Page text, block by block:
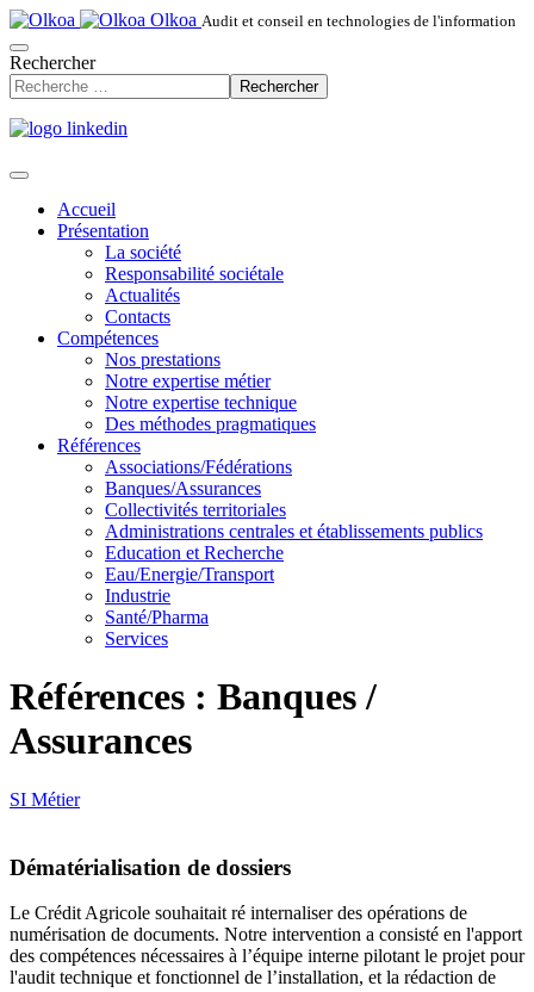
Olkoa Audit et conseil en technologies de l'information
Rechercher
Rechercher
Accueil
Présentation
La société
Responsabilité sociétale
Actualités
Contacts
Compétences
Nos prestations
Notre expertise métier
Notre expertise technique
Des méthodes pragmatiques
Références
Associations/Fédérations
Banques/Assurances
Collectivités territoriales
Administrations centrales et établissements publics
Education et Recherche
Eau/Energie/Transport
Industrie
Santé/Pharma
Services
Références : Banques /
Assurances
SI Métier
Dématérialisation de dossiers
Le Crédit Agricole souhaitait ré internaliser des opérations de
numérisation de documents. Notre intervention a consisté en l'apport
des compétences nécessaires à l’équipe interne pilotant le projet pour
l'audit technique et fonctionnel de l’installation, et la rédaction de